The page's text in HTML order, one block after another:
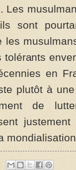
Les
sont
les
en
plutôt à
de